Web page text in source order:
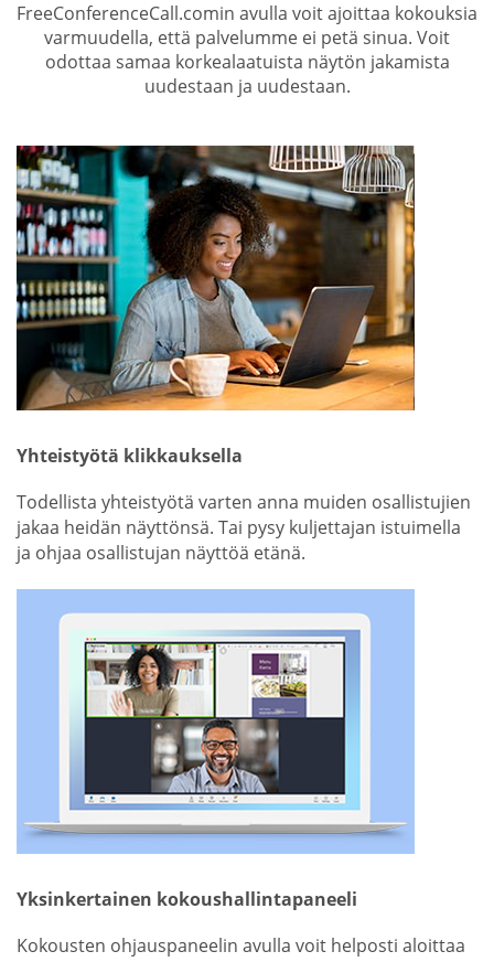
FreeConferenceCall.comin avulla voit ajoittaa kokouksia
varmuudella, että palvelumme ei petä sinua. Voit
odottaa samaa korkealaatuista näytön jakamista
uudestaan ​​ja uudestaan.
Yhteistyötä klikkauksella
Todellista yhteistyötä varten anna muiden osallistujien
jakaa heidän näyttönsä. Tai pysy kuljettajan istuimella
ja ohjaa osallistujan näyttöä etänä.
Yksinkertainen kokoushallintapaneeli
Kokousten ohjauspaneelin avulla voit helposti aloittaa